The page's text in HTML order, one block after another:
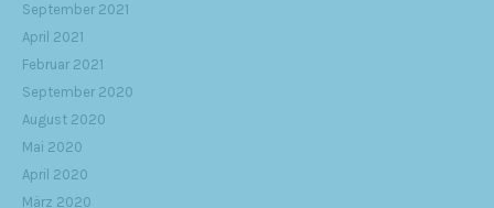
September 2021
April 2021
Februar 2021
September 2020
August 2020
Mai 2020
April 2020
März 2020